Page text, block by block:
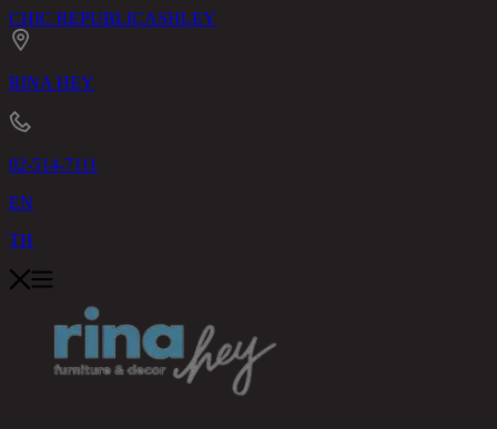
CHIC REPUBLICASHLEY
RINA HEY
02-514-7111
EN
TH